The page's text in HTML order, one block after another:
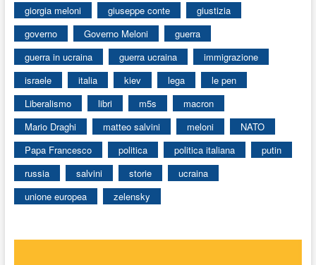
giorgia meloni
giuseppe conte
giustizia
governo
Governo Meloni
guerra
guerra in ucraina
guerra ucraina
immigrazione
israele
italia kiev lega
le pen
Liberalismo
libri m5s
macron
Mario Draghi
matteo salvini meloni
NATO
Papa Francesco
politica politica italiana
putin
russia
salvini storie
ucraina
unione europea
zelensky